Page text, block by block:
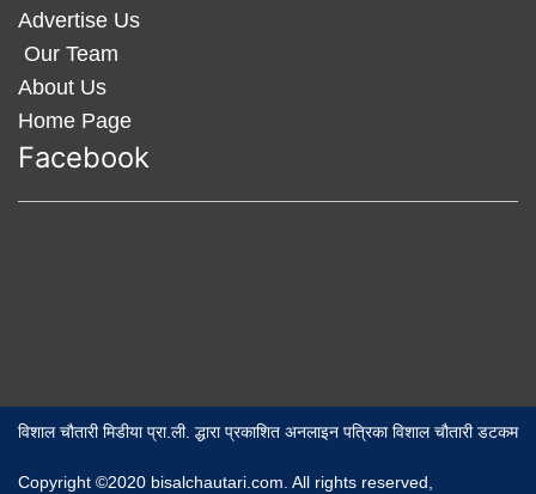
Advertise Us
Our Team
About Us
Home Page
Facebook
विशाल चौतारी मिडीया प्रा.ली. द्धारा प्रकाशित अनलाइन पत्रिका विशाल चौतारी डटकम
Copyright ©2020 bisalchautari.com. All rights reserved,